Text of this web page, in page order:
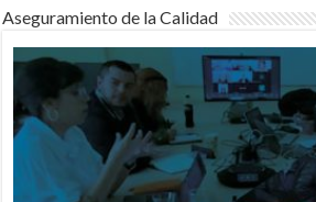
Aseguramiento de la Calidad